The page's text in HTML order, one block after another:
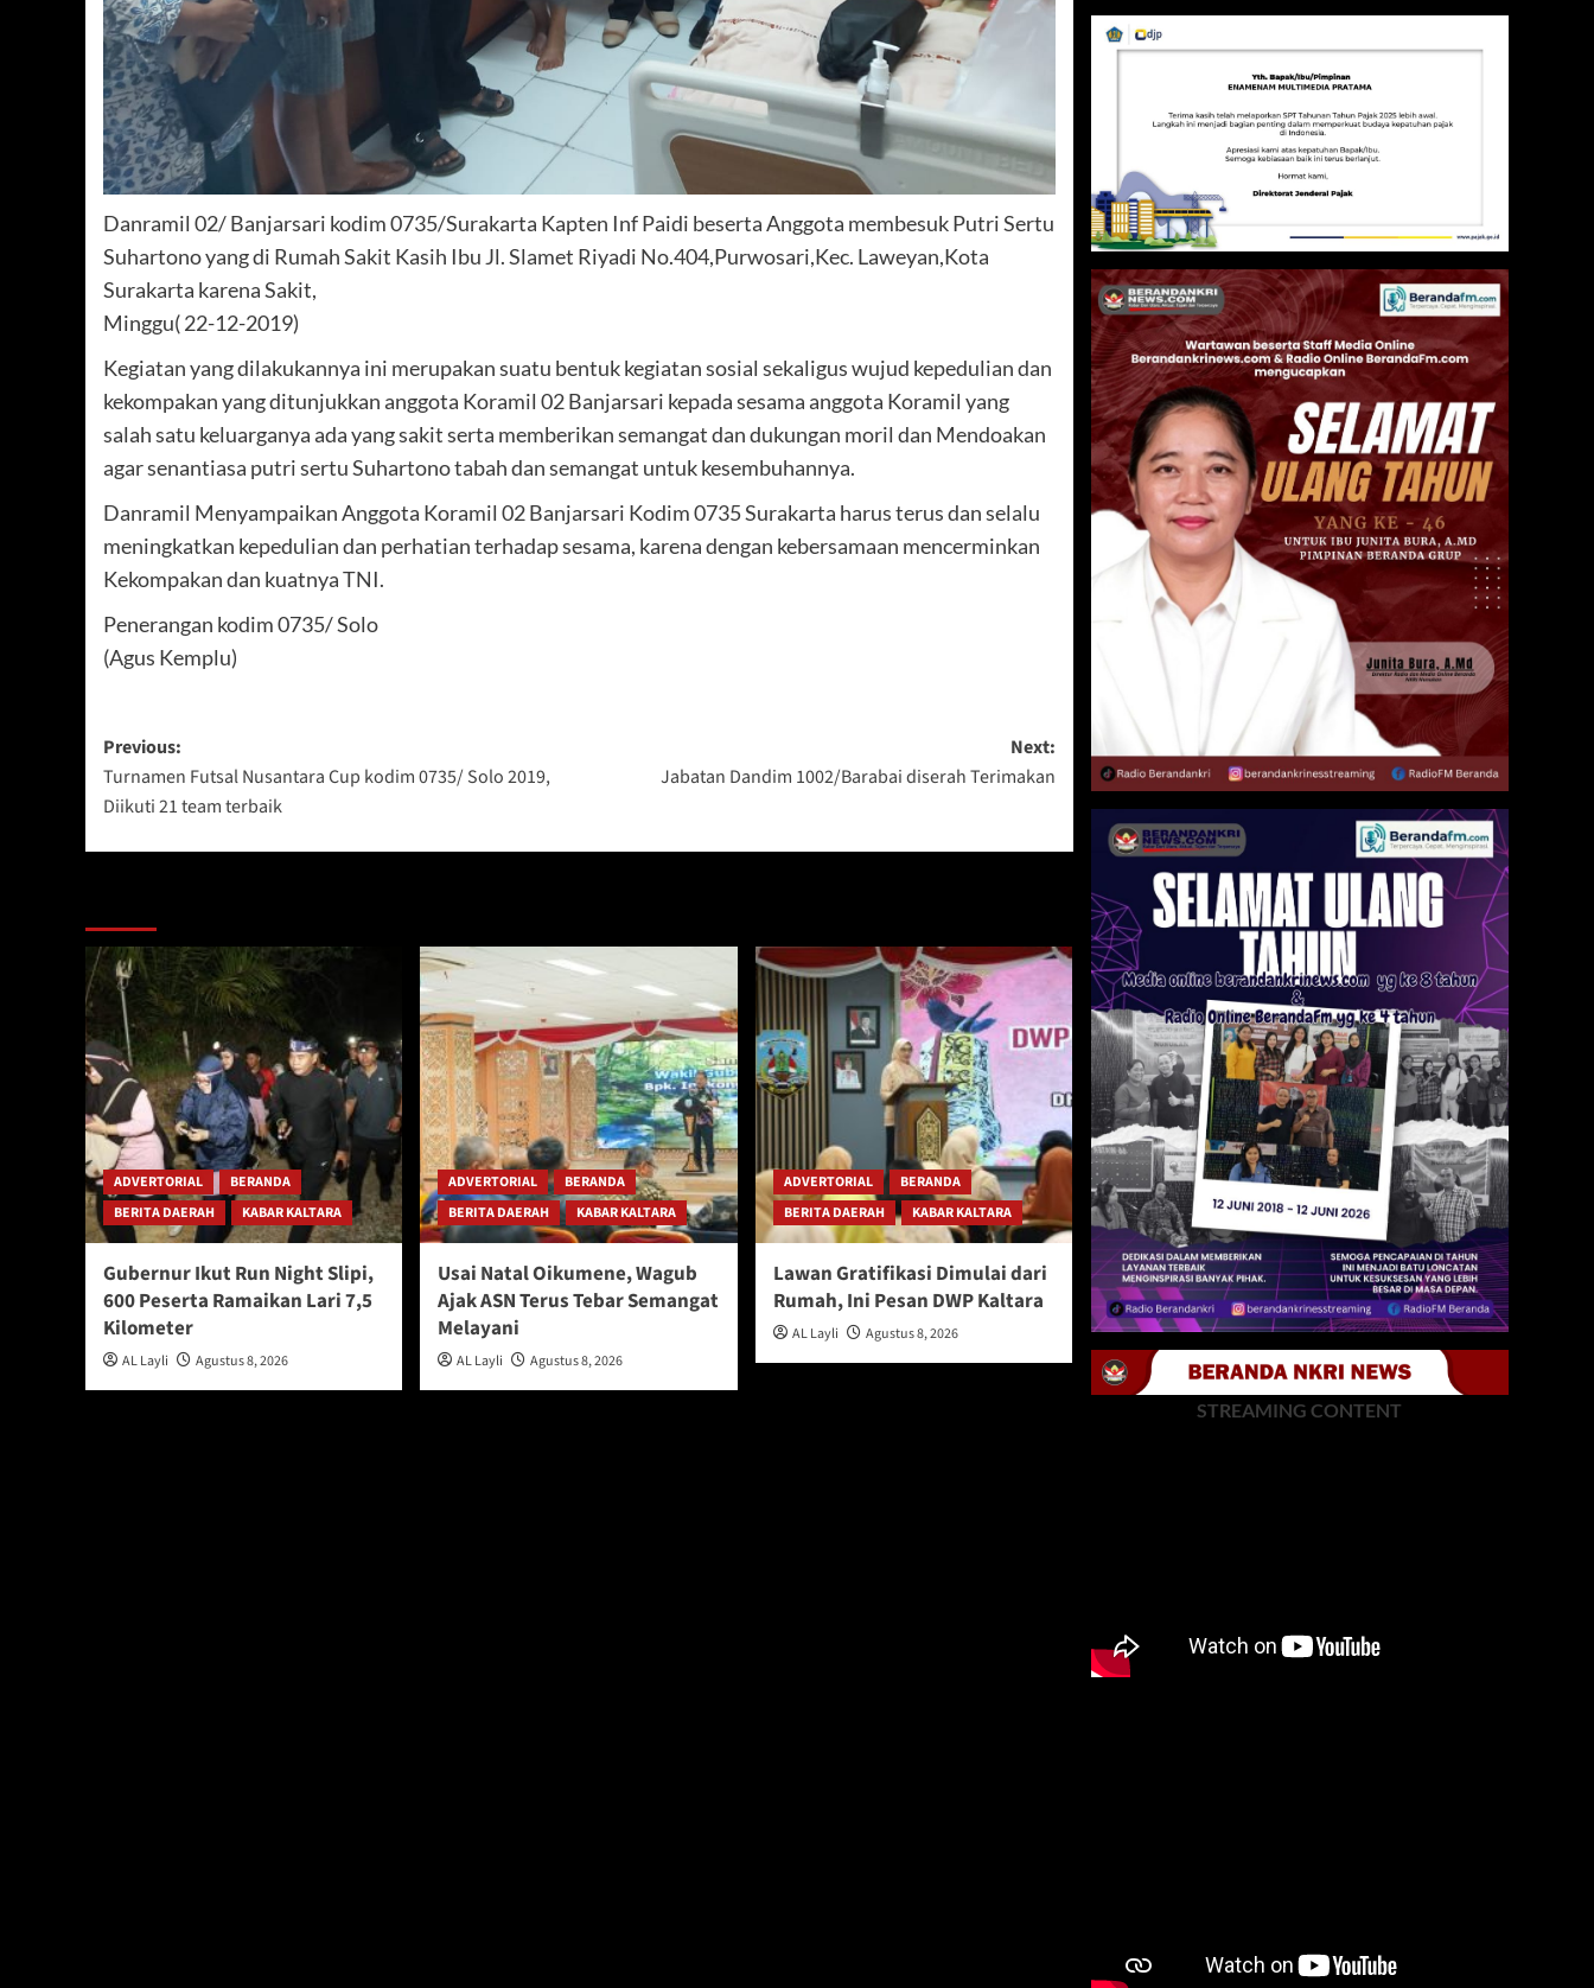
Danramil 02/ Banjarsari kodim 0735/Surakarta Kapten Inf Paidi beserta Anggota membesuk Putri Sertu
Suhartono yang di Rumah Sakit Kasih Ibu Jl. Slamet Riyadi No.404,Purwosari,Kec. Laweyan,Kota
Surakarta karena Sakit,
Minggu( 22-12-2019)
Kegiatan yang dilakukannya ini merupakan suatu bentuk kegiatan sosial sekaligus wujud kepedulian dan
kekompakan yang ditunjukkan anggota Koramil 02 Banjarsari kepada sesama anggota Koramil yang
salah satu keluarganya ada yang sakit serta memberikan semangat dan dukungan moril dan Mendoakan
agar senantiasa putri sertu Suhartono tabah dan semangat untuk kesembuhannya.
Danramil Menyampaikan Anggota Koramil 02 Banjarsari Kodim 0735 Surakarta harus terus dan selalu
meningkatkan kepedulian dan perhatian terhadap sesama, karena dengan kebersamaan mencerminkan
Kekompakan dan kuatnya TNI.
Penerangan kodim 0735/ Solo
(Agus Kemplu)
Post
navigation
Previous:
Turnamen Futsal Nusantara Cup kodim 0735/ Solo 2019,
Diikuti 21 team terbaik
Next:
Jabatan Dandim 1002/Barabai diserah Terimakan
ADVERTORIAL
BERANDA
BERITA DAERAH
KABAR KALTARA
Gubernur Ikut Run Night Slipi,
600 Peserta Ramaikan Lari 7,5
Kilometer
AL Layli Agustus 8, 2026
ADVERTORIAL
BERANDA
BERITA DAERAH
KABAR KALTARA
Usai Natal Oikumene, Wagub
Ajak ASN Terus Tebar Semangat
Melayani
AL Layli Agustus 8, 2026
ADVERTORIAL
BERANDA
BERITA DAERAH
KABAR KALTARA
Lawan Gratifikasi Dimulai dari
Rumah, Ini Pesan DWP Kaltara
AL Layli Agustus 8, 2026
STREAMING CONTENT